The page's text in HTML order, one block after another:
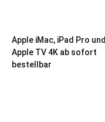
Apple iMac, iPad Pro und
Apple TV 4K ab sofort
bestellbar